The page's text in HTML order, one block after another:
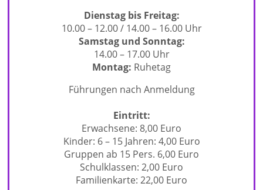
Dienstag bis Freitag:
10.00 – 12.00 / 14.00 – 16.00 Uhr
Samstag und Sonntag:
14.00 – 17.00 Uhr
Montag: Ruhetag
Führungen nach Anmeldung
Eintritt:
Erwachsene: 8,00 Euro
Kinder: 6 – 15 Jahren: 4,00 Euro
Gruppen ab 15 Pers. 6,00 Euro
Schulklassen: 2,00 Euro
Familienkarte: 22,00 Euro